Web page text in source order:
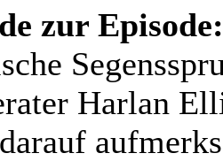
zur Episode:
Harlan